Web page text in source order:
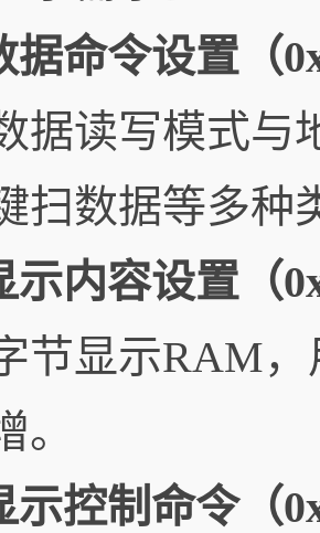
据命令设置（
据读写模式与
扫数据等多种
示内容设置（
节显示RAM
。
示控制命令（